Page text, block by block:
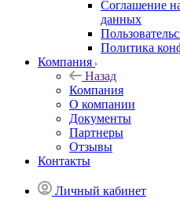
Соглашение
данных
Политика
Компания
Назад
Компания
О компании
Документы
Партнеры
Отзывы
Контакты
Личный кабинет